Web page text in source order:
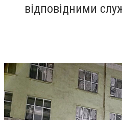
відповідними